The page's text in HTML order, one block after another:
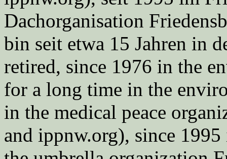
Dachorganisation
bin seit etwa 15 Jahren in
retired, since 1976 in the
for a long time in the
in the medical peace
and ippnw.org), since